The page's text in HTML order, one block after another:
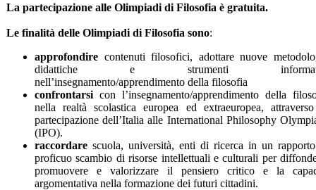
La partecipazione alle Olimpiadi di Filosofia è gratuita.
Le finalità delle Olimpiadi di Filosofia sono:
approfondire contenuti filosofici, adottare nuove
didattiche e strumenti
nell’insegnamento/apprendimento della filosofia
confrontarsi con l’insegnamento/apprendimento della
nella realtà scolastica europea ed extraeuropea,
partecipazione dell’Italia alle International Philosophy
(IPO).
raccordare scuola, università, enti di ricerca in un
proficuo scambio di risorse intellettuali e culturali per
promuovere e valorizzare il pensiero critico e la
argomentativa nella formazione dei futuri cittadini.